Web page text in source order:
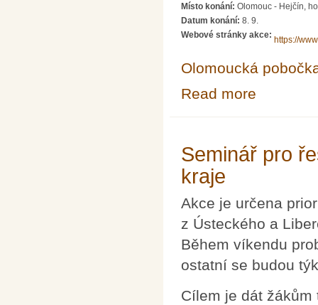
Místo konání: Olomouc - Hejčín,
Datum konání: 8. 9.
Webové stránky akce:
https://
Olomoucká
Read more
Seminář pro
kraje
Akce je určena
z Ústeckého a
Během víkendu
ostatní se budou
Cílem je dát